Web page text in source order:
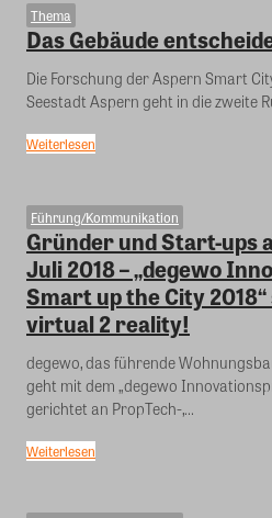
Thema
Das Gebäude
Die Forschung der Aspern Smart
Seestadt Aspern geht in die zweite
Weiterlesen
Führung/Kommunikation
Gründer und Start-ups
Juli 2018 – „degewo
Smart up the City
virtual 2 reality!
degewo, das führende
geht mit dem „degewo
gerichtet an PropTech-,...
Weiterlesen